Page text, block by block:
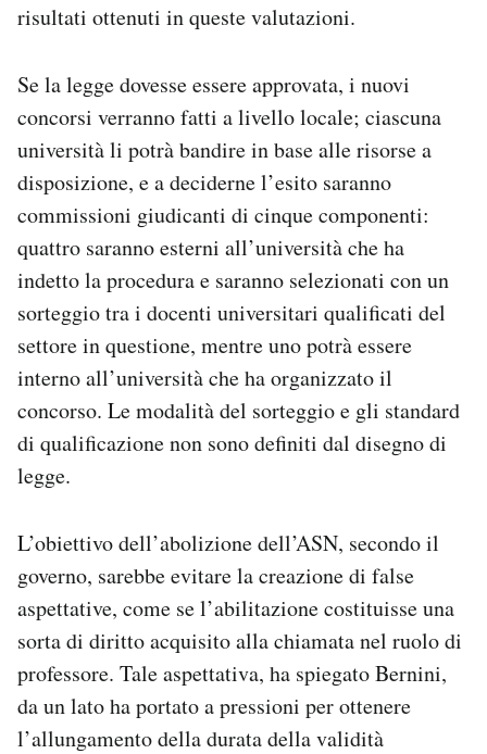
risultati ottenuti in queste valutazioni.
Se la legge dovesse essere approvata, i nuovi
concorsi verranno fatti a livello locale; ciascuna
università li potrà bandire in base alle risorse a
disposizione, e a deciderne l’esito saranno
commissioni giudicanti di cinque componenti:
quattro saranno esterni all’università che ha
indetto la procedura e saranno selezionati con un
sorteggio tra i docenti universitari qualificati del
settore in questione, mentre uno potrà essere
interno all’università che ha organizzato il
concorso. Le modalità del sorteggio e gli standard
di qualificazione non sono definiti dal disegno di
legge.
L’obiettivo dell’abolizione dell’ASN, secondo il
governo, sarebbe evitare la creazione di false
aspettative, come se l’abilitazione costituisse una
sorta di diritto acquisito alla chiamata nel ruolo di
professore. Tale aspettativa, ha spiegato Bernini,
da un lato ha portato a pressioni per ottenere
l’allungamento della durata della validità